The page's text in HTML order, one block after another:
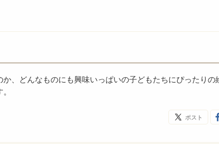
、どんなものにも興味いっぱいの子どもたちにぴったり
ポスト